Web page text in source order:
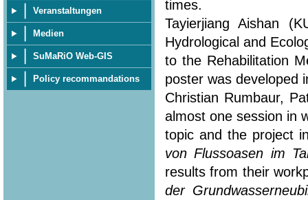
Veranstaltungen
Medien
SuMaRiO Web-GIS
Policy recommandations
times.
Tayierjiang Aishan
Hydrological and
to the Rehabilitation
poster was developed
Christian Rumbaur,
almost one session in
topic and the project
von Flussoasen im
results from their
der